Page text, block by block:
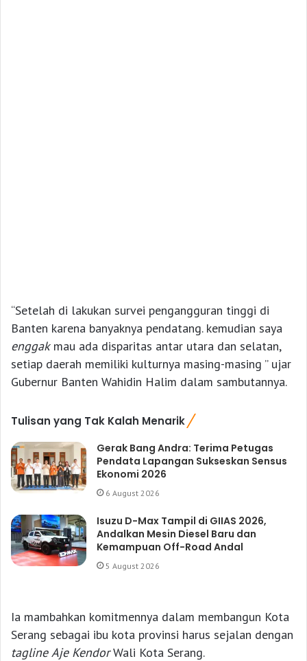
“Setelah di lakukan survei pengangguran tinggi di
Banten karena banyaknya pendatang. kemudian saya
enggakmau ada disparitas antar utara dan selatan,
setiap daerah memiliki kulturnya masing-masing ” ujar
Gubernur Banten Wahidin Halim dalam sambutannya.
Tulisan yang Tak Kalah Menarik
Gerak Bang Andra: Terima Petugas
Pendata Lapangan Sukseskan Sensus
Ekonomi 2026
6 August 2026
Isuzu D-Max Tampil di GIIAS 2026,
Andalkan Mesin Diesel Baru dan
Kemampuan Off-Road Andal
5 August 2026
Ia mambahkan komitmennya dalam membangun Kota
Serang sebagai ibu kota provinsi harus sejalan dengan
tagline Aje KendorWali Kota Serang.